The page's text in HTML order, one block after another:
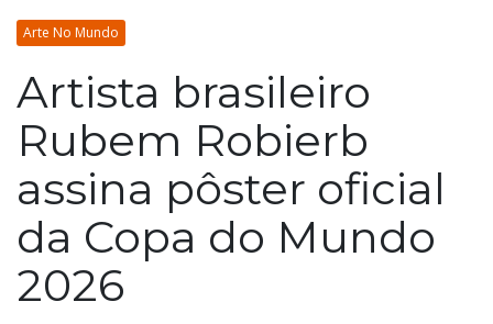
Arte No Mundo
Artista brasileiro
Rubem Robierb
assina pôster oficial
da Copa do Mundo
2026